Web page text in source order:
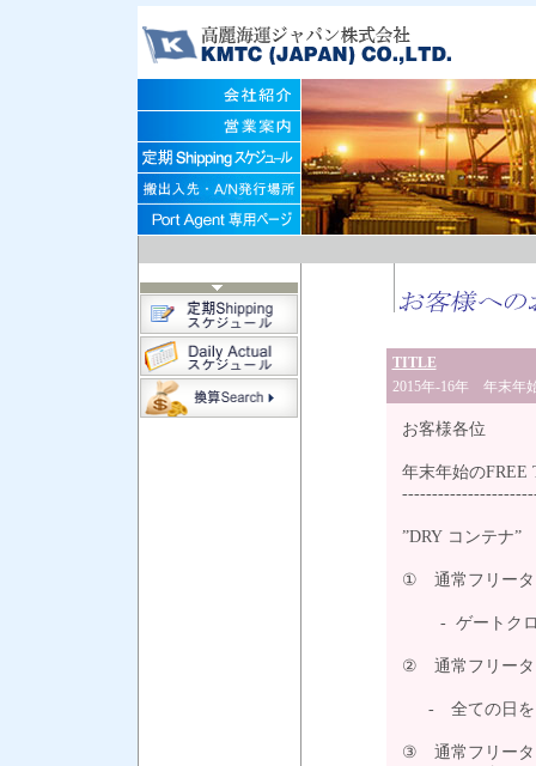
TITLE
2015年-16年 年末年
お客様各位
年末年始の
”DRY コンテナ”
① 通常フリータ
- ゲートクロ
② 通常フリータ
- 全ての日をカ
③ 通常フリータ